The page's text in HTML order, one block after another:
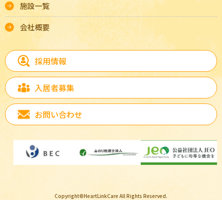
施設一覧
会社概要
採用情報
入居者募集
お問い合わせ
Copyright©HeartLinkCare All Rights Reserved.